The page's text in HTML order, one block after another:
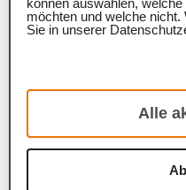
KONTAKT
WERNER CONSULT
Tel.:+43 1 313 60 – 0
Fax: +43 1 313 60 –
Cookies Sie
nicht. Weitere
unserer
Alle
können auswählen,
möchten und welche nicht.
Sie in unserer
Alle